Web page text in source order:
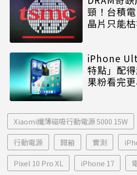
頸！台積
晶片只能
iPhone
特點」配
果粉看完
Xiaomi纖薄磁吸行動電源 5000 15W
行動電源 開箱 實測
Pixel 10 Pro XL iPhone 17